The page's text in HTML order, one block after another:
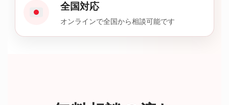
全国対応
オンラインで全国から相談可能です